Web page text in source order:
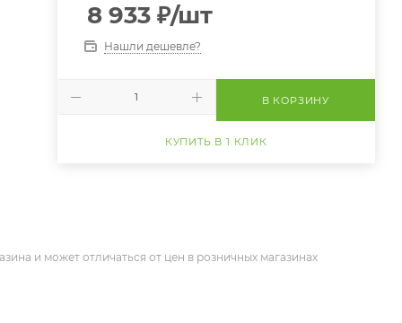
8 933₽/шт
Нашли дешевле?
В КОРЗИНУ
КУПИТЬ В 1 КЛИК
и может отличаться от цен в розничных магазинах